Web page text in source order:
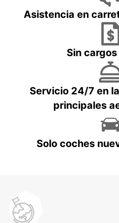
Asistencia en
Sin
Servicio 24/7 en
principales
Solo coches